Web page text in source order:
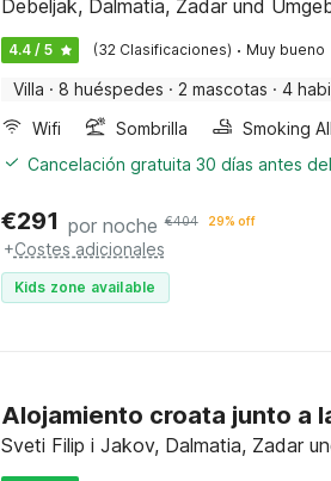
Debeljak, Dalmatia, Zadar und
4.4 / 5 (32 Clasificaciones) · Muy bueno
Villa · 8 huéspedes · 2 mascotas · 4
Wifi
Sombrilla
Cancelación gratuita 30 días antes
€291 por noche €404 29% off
+Costes adicionales
Kids zone available
Alojamiento croata junto a
Sveti Filip i Jakov, Dalmatia, Zadar